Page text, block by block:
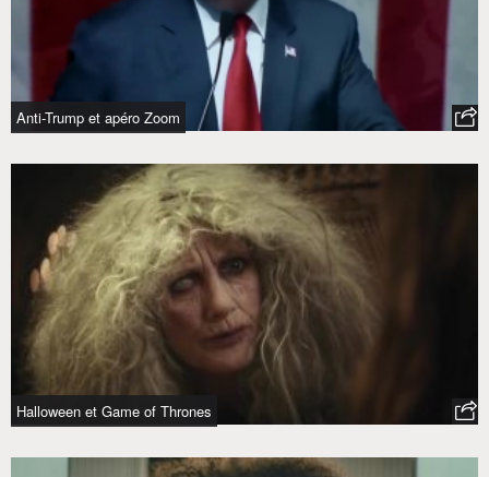
Anti-Trump et apéro Zoom
Halloween et Game of Thrones